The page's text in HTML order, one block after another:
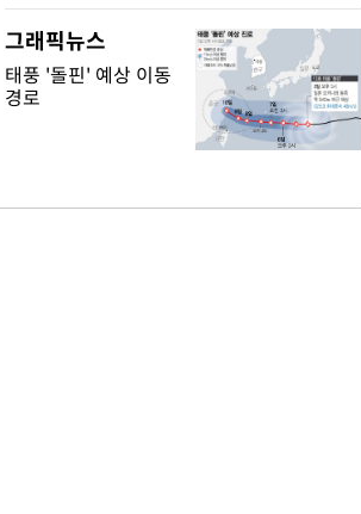
그래픽뉴스
태풍 '돌핀' 예상 이동
경로